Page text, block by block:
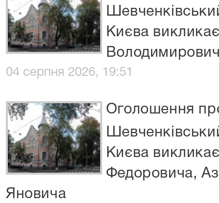
Києва
04 серпня 2026, 19:51
Оголошення
Києва
Федоровича,
Яновича